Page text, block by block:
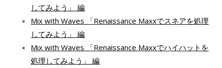
してみよう」 編
Mix with Waves 「Renaissance Maxxでスネアを処理
してみよう」 編
Mix with Waves 「Renaissance Maxxでハイハットを
処理してみよう」 編